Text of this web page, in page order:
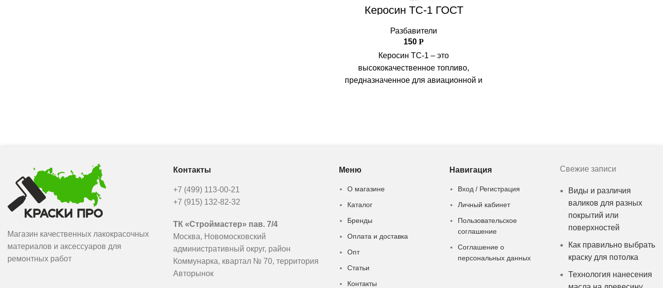
Керосин ТС-1 ГОСТ
Разбавители
150Р
Керосин ТС-1 – это
высококачественное топливо,
предназначенное для авиационной и
Магазин качественных лакокрасочных
материалов и аксессуаров для
ремонтных работ
Контакты
+7 (499) 113-00-21
+7 (915) 132-82-32
ТК «Строймастер» пав. 7/4
Москва, Новомосковский
административный округ, район
Коммунарка, квартал № 70, территория
Авторынок
Меню
О магазине
Каталог
Бренды
Оплата и доставка
Опт
Статьи
Контакты
Навигация
Вход / Регистрация
Личный кабинет
Пользовательское
соглашение
Соглашение о
персональных данных
Свежие записи
Виды и различия
валиков для разных
покрытий или
поверхностей
Как правильно выбрать
краску для потолка
Технология нанесения